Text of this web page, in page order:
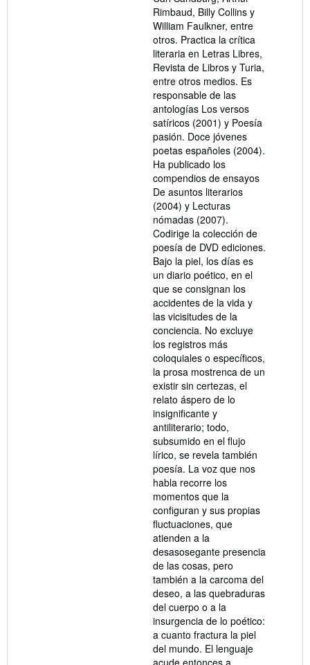
Rimbaud, Billy Collins y
William Faulkner, entre
otros. Practica la crítica
literaria en Letras Libres,
Revista de Libros y Turia,
entre otros medios. Es
responsable de las
antologías Los versos
satíricos (2001) y Poesía
pasión. Doce jóvenes
poetas españoles (2004).
Ha publicado los
compendios de ensayos
De asuntos literarios
(2004) y Lecturas
nómadas (2007).
Codirige la colección de
poesía de DVD ediciones.
Bajo la piel, los días es
un diario poético, en el
que se consignan los
accidentes de la vida y
las vicisitudes de la
conciencia. No excluye
los registros más
coloquiales o específicos,
la prosa mostrenca de un
existir sin certezas, el
relato áspero de lo
insignificante y
antiliterario; todo,
subsumido en el flujo
lírico, se revela también
poesía. La voz que nos
habla recorre los
momentos que la
configuran y sus propias
fluctuaciones, que
atienden a la
desasosegante presencia
de las cosas, pero
también a la carcoma del
deseo, a las quebraduras
del cuerpo o a la
insurgencia de lo poético:
a cuanto fractura la piel
del mundo. El lenguaje
acude entonces a